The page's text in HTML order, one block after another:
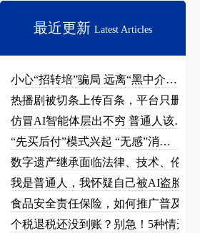
最近更新 Latest Articles
小心“招转培”骗局 远离“黑中介…
热播剧被切条上传百条，平台只删不…
仿冒AI智能体层出不穷 普通人该…
“先买后付”模式兴起 “无感”消…
数字遗产继承面临法律、技术、伦理…
我是普通人，我怀疑自己被AI盗脸…
食品安全责任保险，如何推广普及？
个税退税还没到账？别急！5种情形…